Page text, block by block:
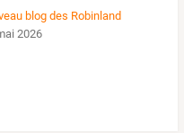
blog des Robinland
2026